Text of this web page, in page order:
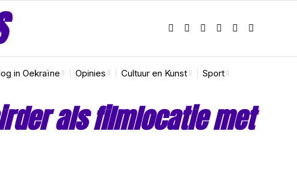
in Oekraïne Opinies Cultuur en Kunst Sport
als filmlocatie met